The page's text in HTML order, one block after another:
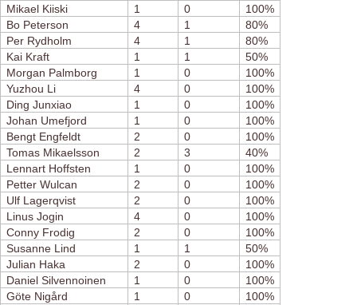
Mikael Kiiski
1 0
100%
Bo Peterson
4 1
80%
Per Rydholm
4 1
80%
Kai Kraft
1 1
50%
Morgan Palmborg
1 0
100%
Yuzhou Li
4 0
100%
Ding Junxiao
1 0
100%
Johan Umefjord
1 0
100%
Bengt Engfeldt
2 0
100%
Tomas Mikaelsson
2 3
40%
Lennart Hoffsten
1 0
100%
Petter Wulcan
2 0
100%
Ulf Lagerqvist
2 0
100%
Linus Jogin
4 0
100%
Conny Frodig
2 0
100%
Susanne Lind
1 1
50%
Julian Haka
2 0
100%
Daniel Silvennoinen
1 0
100%
Göte Nigård
1 0
100%